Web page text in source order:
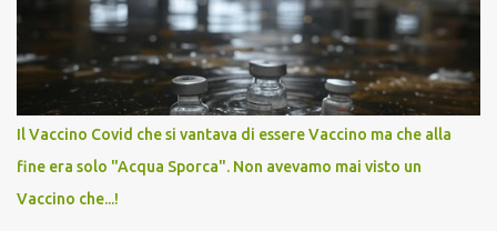
anti-Covid, un pro-farmaco, con autorizzazione condizionata,
sviluppato in tempi record, con tecnologie mai utilizzate prima su
larga scala, ancora oggetto di studio e di discussione
internazionale serve solo una firma. La tua. Lo si somministra
anche a persone sane, giovani, senza fattori di rischio, spesso già
serve una prescrizione. Non c’è diagnosi. Non c’è presa in carico.
L’unico atto richiesto è una fi...
Il Vaccino Covid che si vantava di essere Vaccino ma che alla
fine era solo "Acqua Sporca". Non avevamo mai visto un
Vaccino che...!